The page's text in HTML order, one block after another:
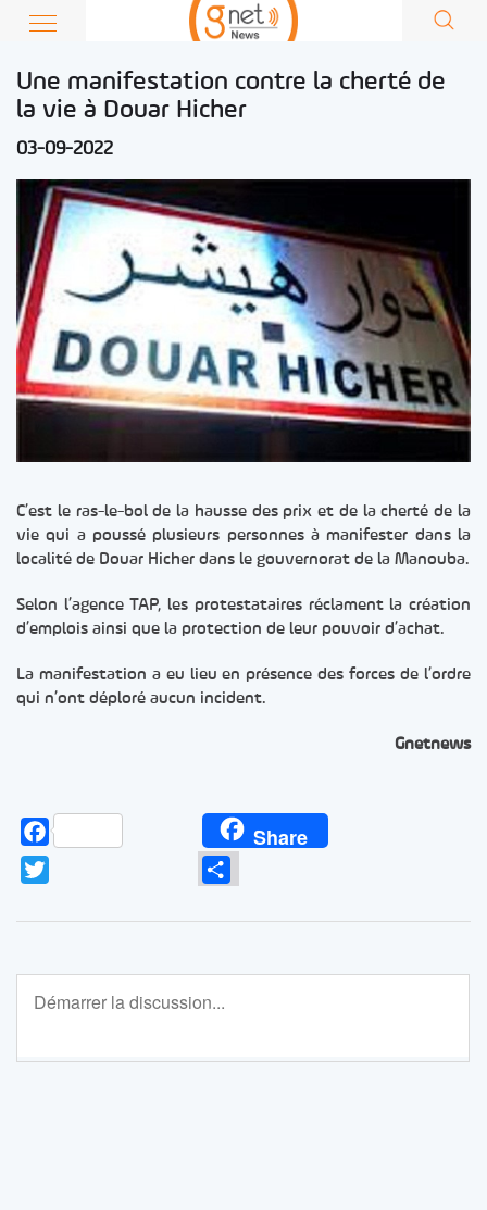
Une manifestation contre la cherté de
la vie à Douar Hicher
03-09-2022
C’est le ras-le-bol de la hausse des prix et de la cherté de la
vie qui a poussé plusieurs personnes à manifester dans la
localité de Douar Hicher dans le gouvernorat de la Manouba.
Selon l’agence TAP, les protestataires réclament la création
d’emplois ainsi que la protection de leur pouvoir d’achat.
La manifestation a eu lieu en présence des forces de l’ordre
qui n’ont déploré aucun incident.
Gnetnews
Facebook Share
Partager